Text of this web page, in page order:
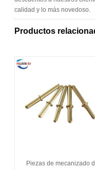
calidad y lo más novedoso.
Productos
Piezas de mecanizado